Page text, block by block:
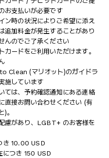
お支払いが必要です
ン時の状況によりご希望に添え
追加料金が発生することがあり
んのでご了承ください
ードをご利用いただけます。
Clean (マリオット)のガイドラ
施しています
ては、予約確認通知にある連絡
直接お問い合わせください (有
。
慮があり、LGBT+ のお客様を
き 10.00 USD
につき 150 USD